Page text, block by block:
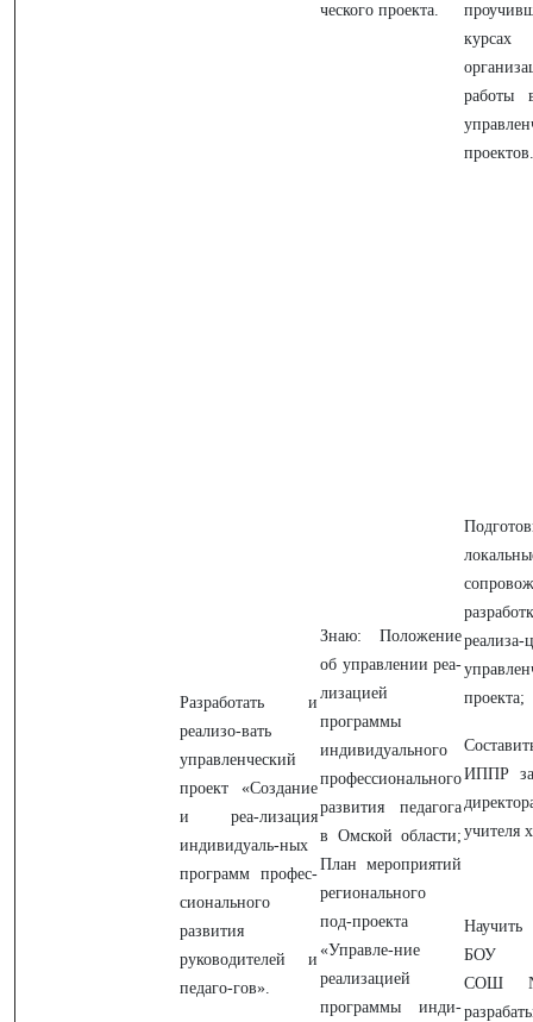
ческого проекта.
работы
проектов.
Разработать и
реализо-вать
управленческий
проект «Создание
и реа-лизация
индивидуаль-ных
программ профес-
сионального
развития
руководителей и
педаго-гов».
Знаю: Положение
об управлении реа-
лизацией
программы
индивидуального
профессионального
развития педагога
в Омской области;
План мероприятий
регионального
под-проекта
«Управле-ние
реализацией
программы инди-
реализа-
проекта;
ИППР
учителя
Научить
БОУ
СОШ